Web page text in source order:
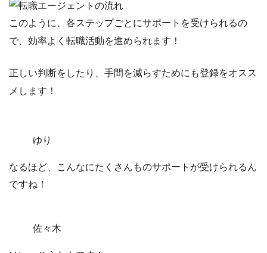
このように、各ステップごとにサポートを受けられるの
で、効率よく転職活動を進められます！
正しい判断をしたり、手間を減らすためにも登録をオスス
メします！
ゆり
なるほど、こんなにたくさんものサポートが受けられるん
ですね！
佐々木